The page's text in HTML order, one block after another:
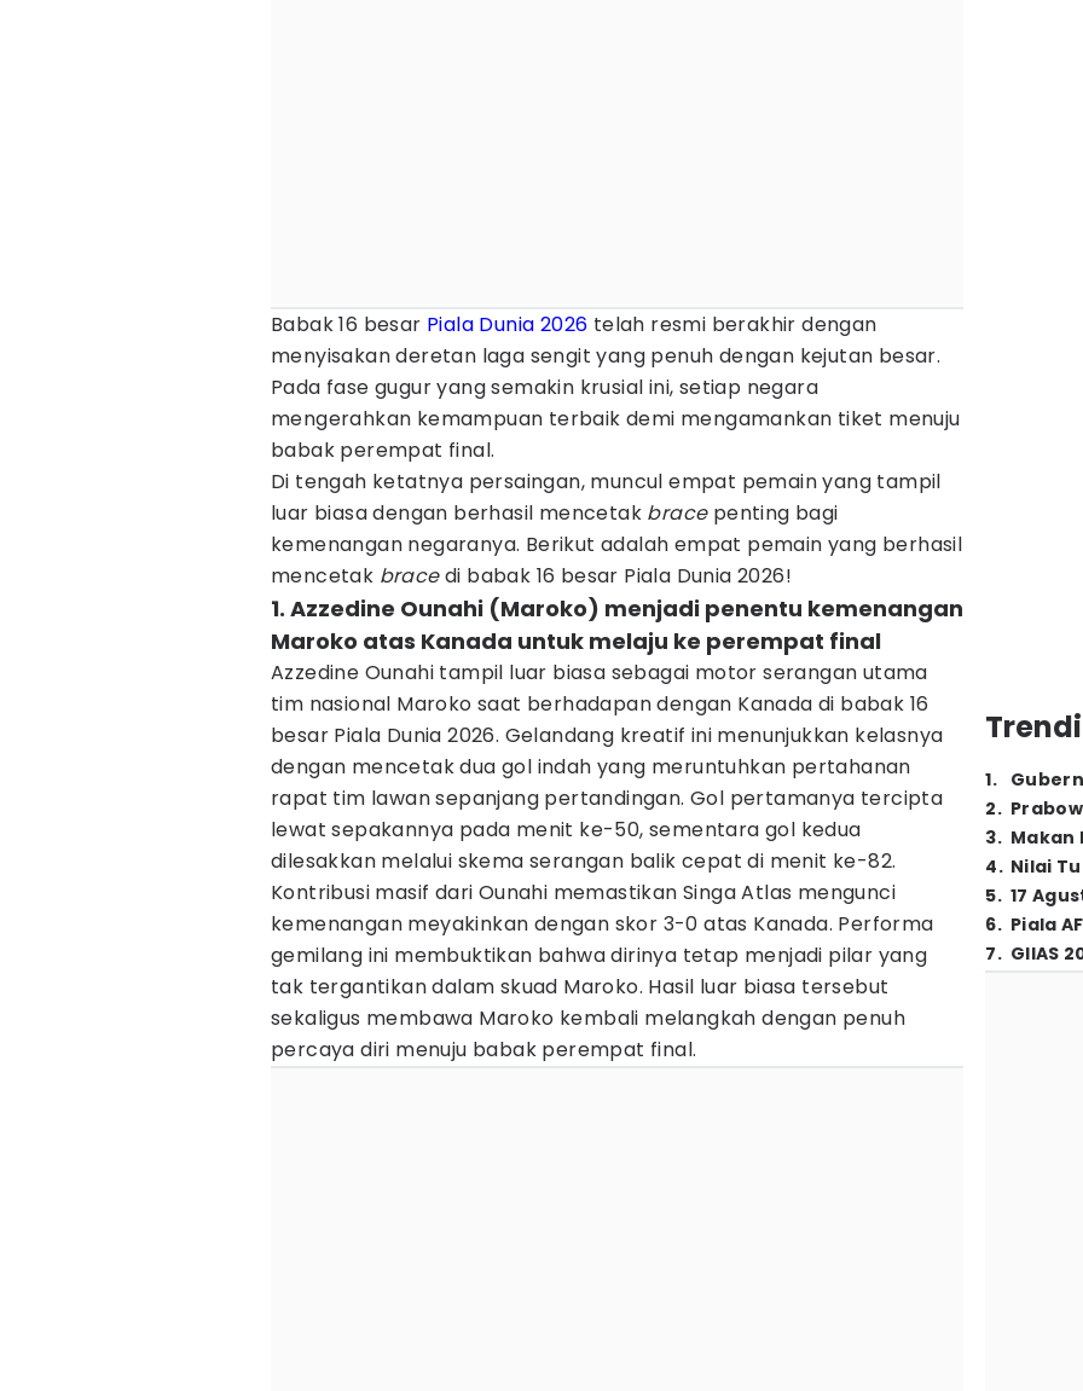
Babak 16 besar Piala Dunia 2026 telah resmi berakhir dengan
menyisakan deretan laga sengit yang penuh dengan kejutan besar.
Pada fase gugur yang semakin krusial ini, setiap negara
mengerahkan kemampuan terbaik demi mengamankan tiket menuju
babak perempat final.
​Di tengah ketatnya persaingan, muncul empat pemain yang tampil
luar biasa dengan berhasil mencetak bracepenting bagi
kemenangan negaranya. Berikut adalah empat pemain yang berhasil
mencetak bracedi babak 16 besar Piala Dunia 2026!
1. Azzedine Ounahi (Maroko) menjadi penentu kemenangan
Maroko atas Kanada untuk melaju ke perempat final
Azzedine Ounahi tampil luar biasa sebagai motor serangan utama
tim nasional Maroko saat berhadapan dengan Kanada di babak 16
besar Piala Dunia 2026. Gelandang kreatif ini menunjukkan kelasnya
dengan mencetak dua gol indah yang meruntuhkan pertahanan
rapat tim lawan sepanjang pertandingan. Gol pertamanya tercipta
lewat sepakannya pada menit ke-50, sementara gol kedua
dilesakkan melalui skema serangan balik cepat di menit ke-82.
Kontribusi masif dari Ounahi memastikan Singa Atlas mengunci
kemenangan meyakinkan dengan skor 3-0 atas Kanada. Performa
gemilang ini membuktikan bahwa dirinya tetap menjadi pilar yang
tak tergantikan dalam skuad Maroko. Hasil luar biasa tersebut
sekaligus membawa Maroko kembali melangkah dengan penuh
percaya diri menuju babak perempat final.
1.
2.
3. Makan
4. Nilai
5. 17
6. Piala
7. GIIAS